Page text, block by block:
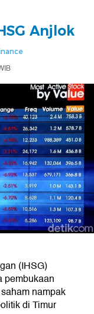
Anjlok
(IHSG)
pembukaan
nampak
di Timur